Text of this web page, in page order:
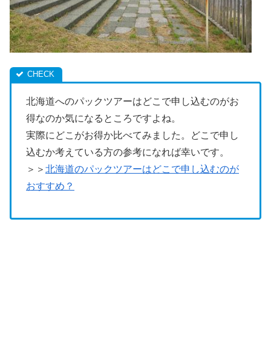
北海道へのパックツアーはどこで申し込むのがお
得なのか気になるところですよね。
実際にどこがお得か比べてみました。どこで申し
込むか考えている方の参考になれば幸いです。
＞＞ 北海道のパックツアーはどこで申し込むのが
おすすめ？